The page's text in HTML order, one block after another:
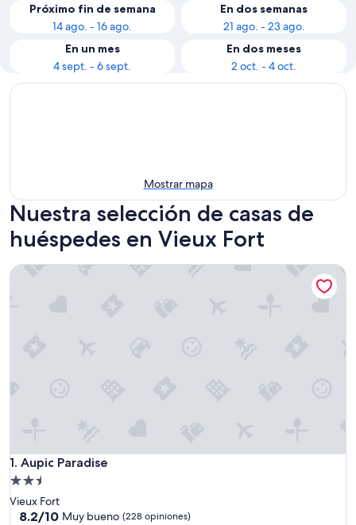
Próximo fin de semana
14 ago. - 16 ago.
En dos semanas
21 ago. - 23 ago.
En un mes
4 sept. - 6 sept.
En dos meses
2 oct. - 4 oct.
Mostrar mapa
Nuestra selección de casas de
huéspedes en Vieux Fort
1. Aupic Paradise
Aupic Paradise
Propiedad
de
2.5
Vieux Fort
8.2
8.2/10 Muy bueno (228 opiniones)
Aupic Paradise